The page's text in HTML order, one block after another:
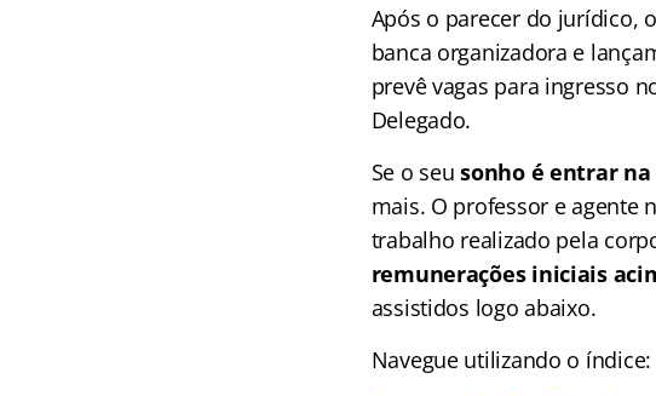
Após o parecer do jurídico,
banca organizadora e
prevê vagas para ingresso
Delegado.
Se o seusonho é entrar
mais. O professor e agente
trabalho realizado pela
remunerações iniciais
assistidos logo abaixo.
Navegue utilizando o índice: